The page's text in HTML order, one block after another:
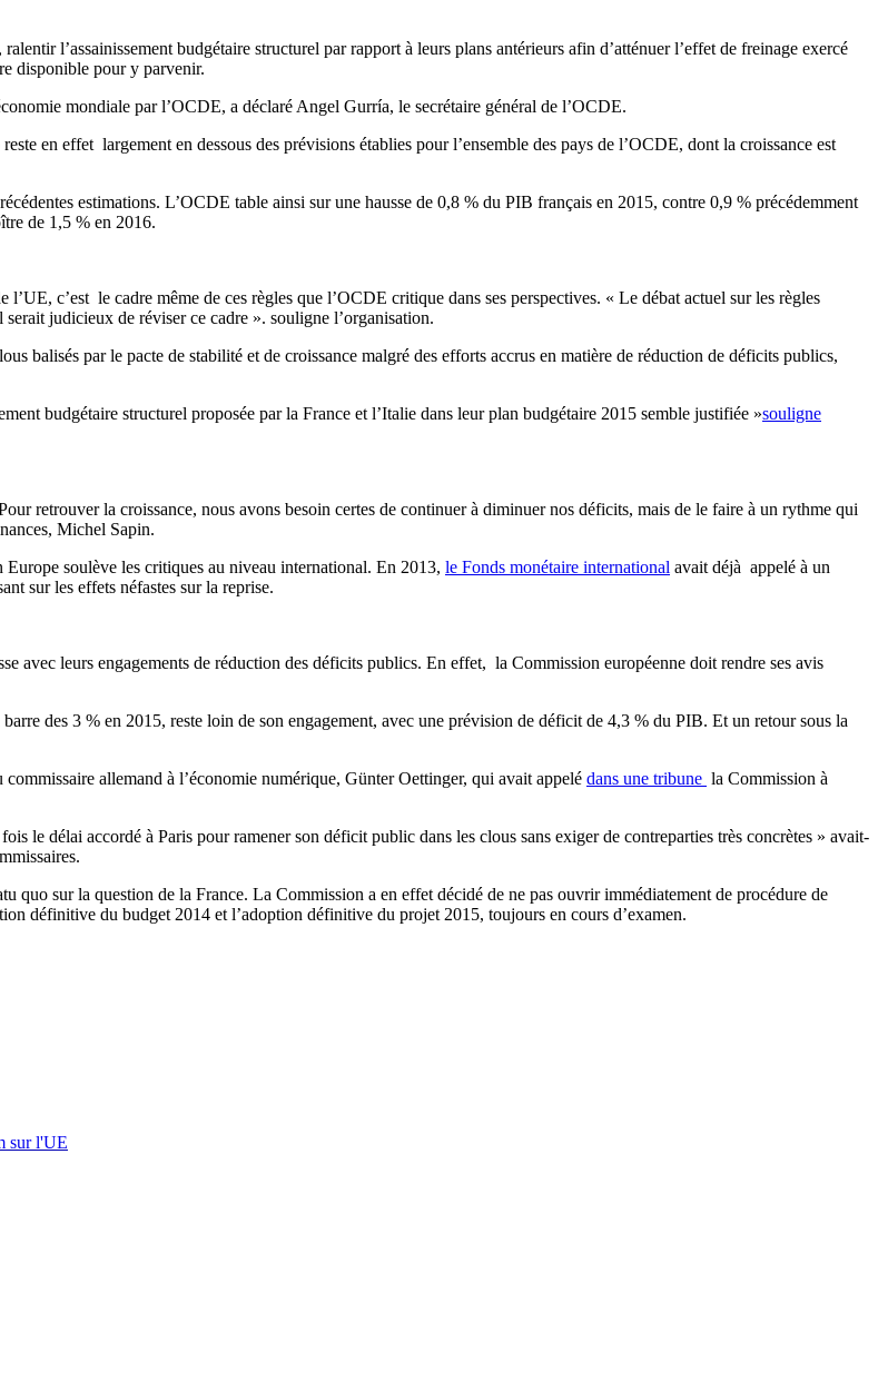
l’assainissement budgétaire structurel par rapport à leurs plans antérieurs afin d’atténuer l’effet de freinage exercé
disponible pour y parvenir.
mondiale par l’OCDE, a déclaré Angel Gurría, le secrétaire général de l’OCDE.
en effet largement en dessous des prévisions établies pour l’ensemble des pays de l’OCDE, dont la croissance est
estimations. L’OCDE table ainsi sur une hausse de 0,8 % du PIB français en 2015, contre 0,9 % précédemment
de 1,5 % en 2016.
c’est le cadre même de ces règles que l’OCDE critique dans ses perspectives. « Le débat actuel sur les règles
judicieux de réviser ce cadre ». souligne l’organisation.
balisés par le pacte de stabilité et de croissance malgré des efforts accrus en matière de réduction de déficits publics,
budgétaire structurel proposée par la France et l’Italie dans leur plan budgétaire 2015 semble justifiée »souligne
retrouver la croissance, nous avons besoin certes de continuer à diminuer nos déficits, mais de le faire à un rythme qui
Michel Sapin.
soulève les critiques au niveau international. En 2013, le Fonds monétaire international avait déjà appelé à un
sur les effets néfastes sur la reprise.
avec leurs engagements de réduction des déficits publics. En effet, la Commission européenne doit rendre ses avis
des 3 % en 2015, reste loin de son engagement, avec une prévision de déficit de 4,3 % du PIB. Et un retour sous la
allemand à l’économie numérique, Günter Oettinger, qui avait appelé dans une tribune la Commission à
le délai accordé à Paris pour ramener son déficit public dans les clous sans exiger de contreparties très concrètes » avait-
sur la question de la France. La Commission a en effet décidé de ne pas ouvrir immédiatement de procédure de
définitive du budget 2014 et l’adoption définitive du projet 2015, toujours en cours d’examen.
sur l'UE